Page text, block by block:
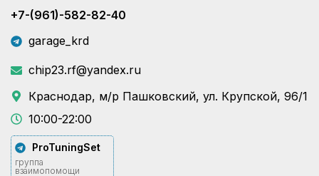
+7-(961)-582-82-40
garage_krd
chip23.rf@yandex.ru
Краснодар, м/р Пашковский, ул. Крупской, 96/1
10:00-22:00
ProTuningSet
группа
взаимопомощи